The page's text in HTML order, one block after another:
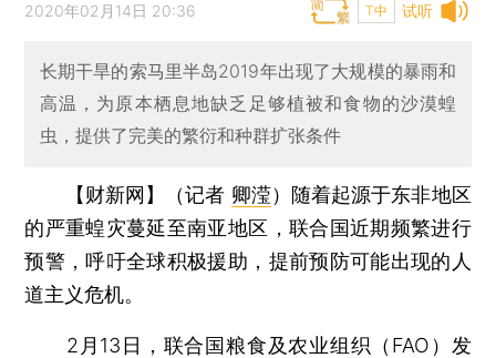
试听
2020年02月14日 20:36 T中
长期干旱的索马里半岛2019年出现了大规模的暴雨和
高温，为原本栖息地缺乏足够植被和食物的沙漠蝗
虫，提供了完美的繁衍和种群扩张条件
【财新网】（记者 卿滢） 随着起源于东非地区
的严重蝗灾蔓延至南亚地区，联合国近期频繁进行
预警，呼吁全球积极援助，提前预防可能出现的人
道主义危机。
2月13日，联合国粮食及农业组织（FAO）发